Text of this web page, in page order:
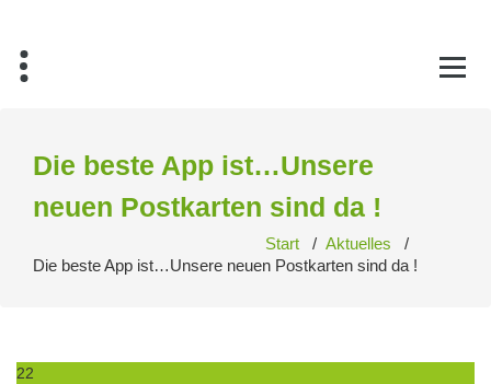
springen
Die beste App ist…Unsere
neuen Postkarten sind da !
Start / Aktuelles /
Die beste App ist…Unsere neuen Postkarten sind da !
22